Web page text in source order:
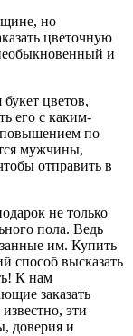
но
цветочную
и
цветов,
его с каким-
повышением по
мужчины,
отправить в
не только
пола. Ведь
им. Купить
способ высказать
К нам
заказать
эти
доверия и